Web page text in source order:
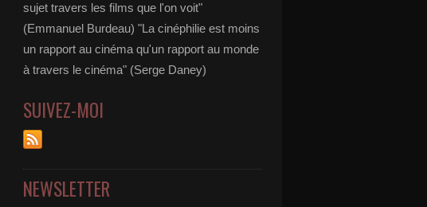
sujet travers les films que l'on voit"
(Emmanuel Burdeau) "La cinéphilie est moins
un rapport au cinéma qu'un rapport au monde
à travers le cinéma" (Serge Daney)
SUIVEZ-MOI
NEWSLETTER